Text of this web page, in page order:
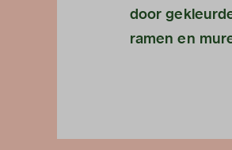
door
ramen en